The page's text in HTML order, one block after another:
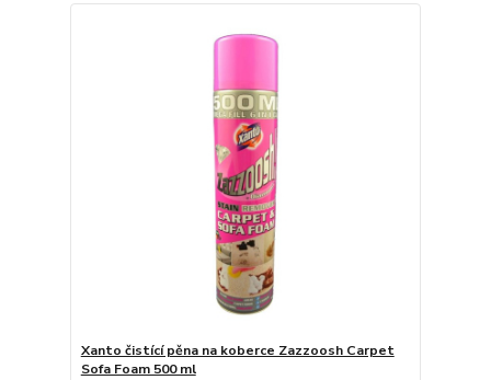
Xanto čistící pěna na koberce Zazzoosh Carpet
Sofa Foam 500 ml